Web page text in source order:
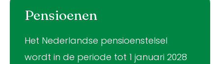
Pensioenen
Het Nederlandse pensioenstelsel
wordt in de periode tot 1 januari 2028